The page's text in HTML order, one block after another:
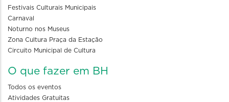
Festivais Culturais Municipais
Carnaval
Noturno nos Museus
Zona Cultura Praça da Estação
Circuito Municipal de Cultura
O que fazer em BH
Todos os eventos
Atividades Gratuitas